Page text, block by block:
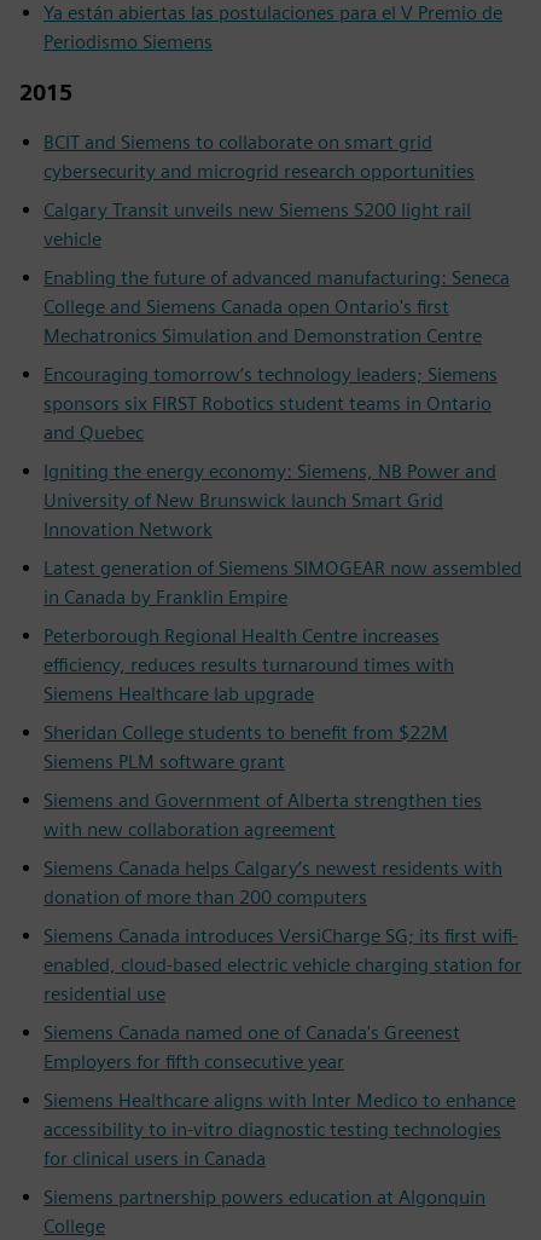
Ya están abiertas las postulaciones para el V Premio de
Periodismo Siemens
2015
BCIT and Siemens to collaborate on smart grid
cybersecurity and microgrid research opportunities
Calgary Transit unveils new Siemens S200 light rail
vehicle
Enabling the future of advanced manufacturing: Seneca
College and Siemens Canada open Ontario's first
Mechatronics Simulation and Demonstration Centre
Encouraging tomorrow’s technology leaders; Siemens
sponsors six FIRST Robotics student teams in Ontario
and Quebec
Igniting the energy economy: Siemens, NB Power and
University of New Brunswick launch Smart Grid
Innovation Network
Latest generation of Siemens SIMOGEAR now assembled
in Canada by Franklin Empire
Peterborough Regional Health Centre increases
efficiency, reduces results turnaround times with
Siemens Healthcare lab upgrade
Sheridan College students to benefit from $22M
Siemens PLM software grant
Siemens and Government of Alberta strengthen ties
with new collaboration agreement
Siemens Canada helps Calgary’s newest residents with
donation of more than 200 computers
Siemens Canada introduces VersiCharge SG; its first wifi-
enabled, cloud-based electric vehicle charging station for
residential use
Siemens Canada named one of Canada's Greenest
Employers for fifth consecutive year
Siemens Healthcare aligns with Inter Medico to enhance
accessibility to in-vitro diagnostic testing technologies
for clinical users in Canada
Siemens partnership powers education at Algonquin
College